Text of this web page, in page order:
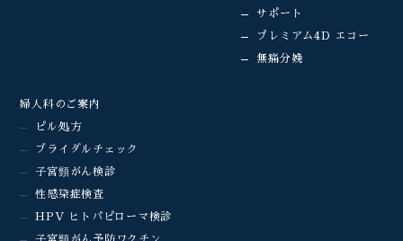
サポート
プレミアム4D エコー
無痛分娩
婦人科のご案内
ピル処方
ブライダルチェック
子宮頸がん検診
性感染症検査
HPV ヒトパピローマ検診